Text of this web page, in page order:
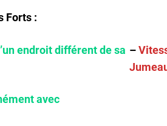
Forts :
endroit différent de sa
avec
–